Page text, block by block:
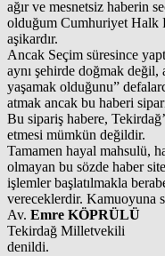
ağır ve mesnetsiz haberin
olduğum Cumhuriyet Halk
aşikardır.
Ancak Seçim süresince
aynı şehirde doğmak
yaşamak olduğunu”
atmak ancak bu haberi
Bu sipariş habere,
etmesi mümkün değildir.
Tamamen hayal mahsulü,
olmayan bu sözde haber
işlemler başlatılmakla
vereceklerdir. Kamuoyuna
Av. Emre KÖPRÜLÜ
Tekirdağ Milletvekili
denildi.